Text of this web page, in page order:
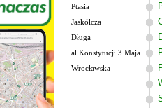
Ptasia
Jaskółcza
Długa
al.Konstytucji 3 Maja
Wrocławska